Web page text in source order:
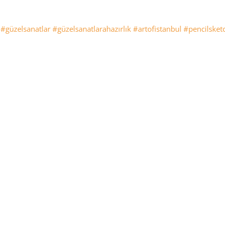
#güzelsanatlar #güzelsanatlarahazırlık #artofistanbul